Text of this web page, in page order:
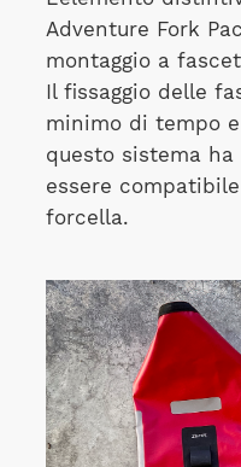
Adventure Fork
montaggio a
Il fissaggio delle
minimo di tempo
questo sistema
essere
forcella.